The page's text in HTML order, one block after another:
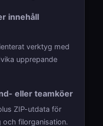
innehåll
verktyg med
upprepande
eller teamköer
ZIP-utdata för
och filorganisation.